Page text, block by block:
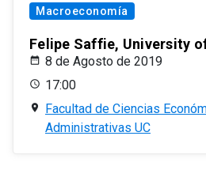
Macroeconomía
Felipe Saffie, University
8 de Agosto de 2019
17:00
Facultad de Ciencias
Administrativas UC